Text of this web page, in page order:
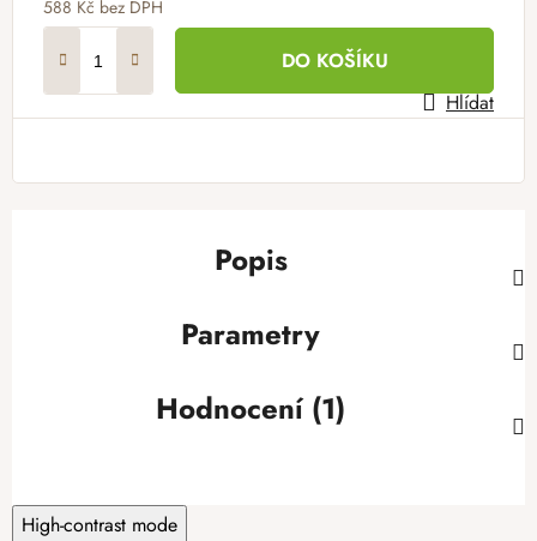
588 Kč bez DPH
DO KOŠÍKU
Hlídat
Popis
Parametry
Hodnocení (1)
High-contrast mode